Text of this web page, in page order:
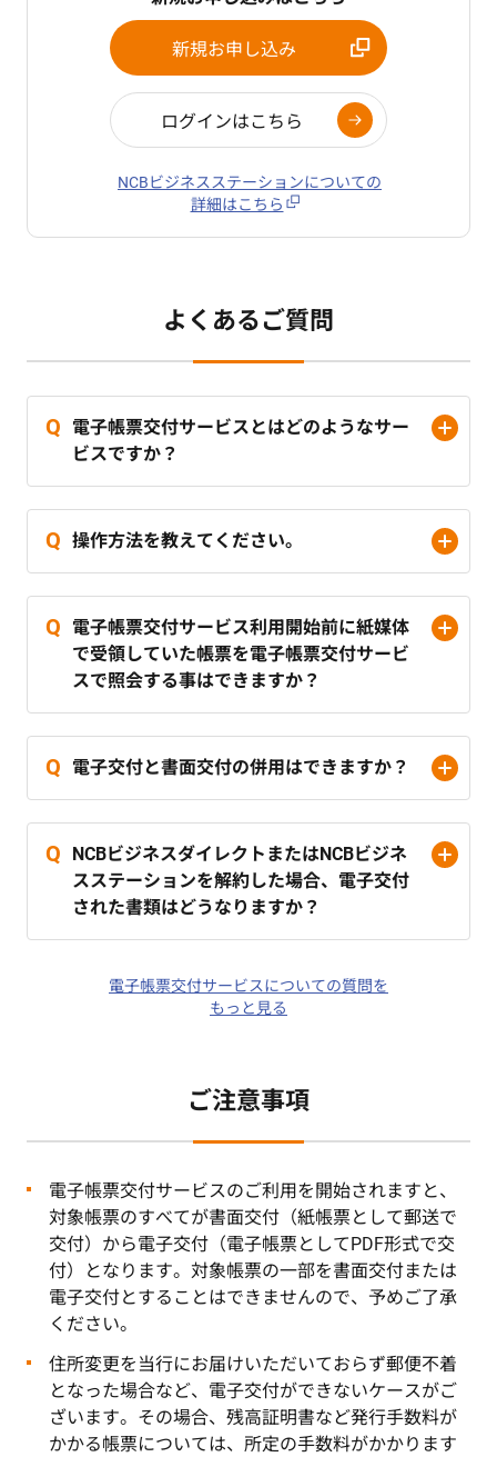
新規お申し込み
ログインはこちら
NCBビジネスステーションについての
詳細はこちら
よくあるご質問
電子帳票交付サービスとはどのようなサー
ビスですか？
操作方法を教えてください。
電子帳票交付サービス利用開始前に紙媒体
で受領していた帳票を電子帳票交付サービ
スで照会する事はできますか？
電子交付と書面交付の併用はできますか？
NCBビジネスダイレクトまたはNCBビジネ
スステーションを解約した場合、電子交付
された書類はどうなりますか？
電子帳票交付サービスについての質問を
もっと見る
ご注意事項
電子帳票交付サービスのご利用を開始されますと、
対象帳票のすべてが書面交付（紙帳票として郵送で
交付）から電子交付（電子帳票としてPDF形式で交
付）となります。対象帳票の一部を書面交付または
電子交付とすることはできませんので、予めご了承
ください。
住所変更を当行にお届けいただいておらず郵便不着
となった場合など、電子交付ができないケースがご
ざいます。その場合、残高証明書など発行手数料が
かかる帳票については、所定の手数料がかかります